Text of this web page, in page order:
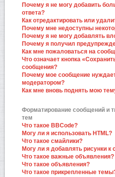
Почему я не могу добавить
ответа?
Как отредактировать или
Почему мне недоступны
Почему я не могу добавлять
Почему я получил
Как мне пожаловаться на
Что означает кнопка
сообщения?
Почему мое сообщение
модератором?
Как мне вновь поднять мою
Форматирование сообщений и
тем
Что такое BBCode?
Могу ли я использовать HTML?
Что такое смайлики?
Могу ли я добавлять рисунки к
Что такое важные объявления?
Что такое объявления?
Что такое прикрепленные